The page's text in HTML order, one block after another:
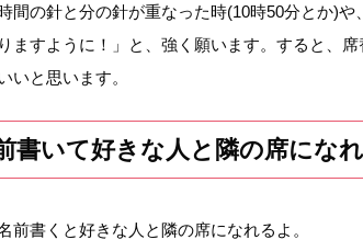
間の針と分の針が重なった時(10時50分とか)
ますように！」と、強く願います。すると、
いと思います。
書いて好きな人と隣の席にな
前書くと好きな人と隣の席になれるよ。